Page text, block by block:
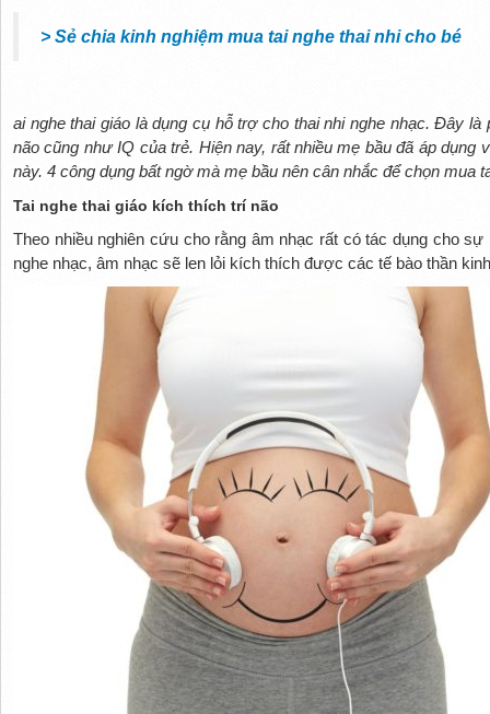
> Sẻ chia kinh nghiệm mua tai nghe thai nhi cho bé
ai nghe thai giáo là dụng cụ hỗ trợ cho thai nhi nghe nhạc. Đây
não cũng như IQ của trẻ. Hiện nay, rất nhiều mẹ bầu đã áp dụng
này. 4 công dụng bất ngờ mà mẹ bầu nên cân nhắc để chọn mua
Tai nghe thai giáo kích thích trí não
Theo nhiều nghiên cứu cho rằng âm nhạc rất có tác dụng cho
nghe nhạc, âm nhạc sẽ len lỏi kích thích được các tế bào thần